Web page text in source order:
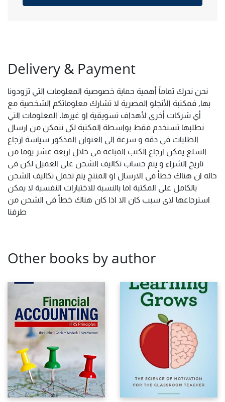
Delivery & Payment
نحن ندرك تماماً أهمية حماية خصوصية المعلومات التي تزودونا
بها, فمكتبة الأنجلو المصرية لا تشارك معلوماتكم الشخصية مع
أي شركات أخرى لأهداف تسويقية او غيرها. المعلومات التي
نطلبها تستخدم فقط بواسطة المكتبة لكى نتمكن من ارسال
الطلبات فى دقه و سرعة الى العنوان المذكور سياسة ارجاع
السلع يمكن ارجاع الكتب المباعة فى خلال اربعة عشر يوما من
تاريخ الشراء و يتم حساب تكاليف الشحن على العميل لكن فى
حاله ان هناك خطأ فى الارسال او المنتج يتم تحمل تكاليف الشحن
بالكامل على المكتبة اما بالنسبة للاختبارات النفسية لا يمكن
استرجاعها لاى سبب كان الا اذا كان هناك خطأ فى الشحن من
طرفنا
Other books by author